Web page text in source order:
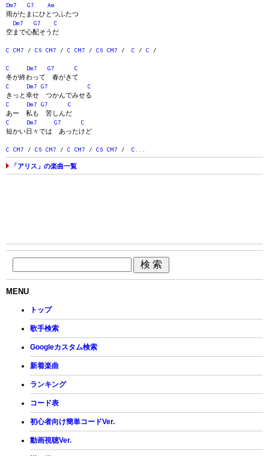
Dm7
G7
Am
雨がたまにひとつふたつ
Dm7
G7
C
空まで心配そうだ
C CM7 / C6 CM7 / C CM7 / C6 CM7 / C / C /
C Dm7 G7
C
冬が終わって 春がきて
C
Dm7 G7
C
きっと幸せ つかんでみせる
C
Dm7 G7
C
あー 私も 苦しんだ
C
Dm7 G7
C
短かい日々では あったけど
C CM7 / C6 CM7 / C CM7 / C6 CM7 / C
「アリス」の楽曲一覧
MENU
トップ
歌手検索
Googleカスタム検索
新着楽曲
ランキング
コード表
初心者向け簡単コードVer.
動画視聴Ver.